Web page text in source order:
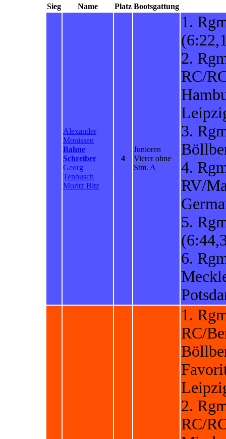
Sieg
Name Platz Bootsgattung
Alexander
Monissen
Bahne
Schreiber
Georg
Tenbusch
Moritz Bitz
4
Junioren
Vierer ohne
Stm. A
1.
2.
RC/
3.
4.
RV/
5.
6.
1.
RC/
2.
RC/